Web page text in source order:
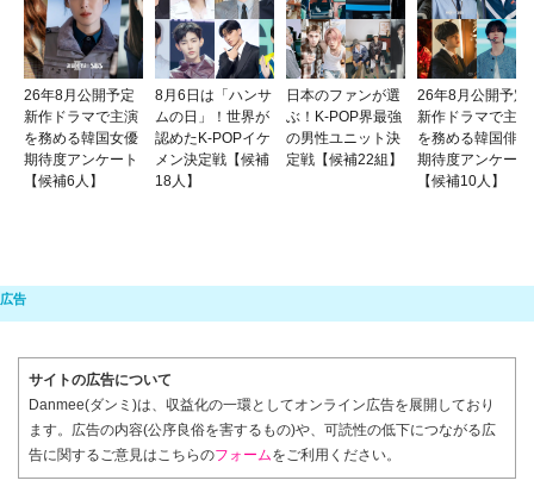
26年8月公開予定
新作ドラマで主演
を務める韓国女優
期待度アンケート
【候補6人】
8月6日は「ハンサ
ムの日」！世界が
認めたK-POPイケ
メン決定戦【候補
18人】
日本のファンが選
ぶ！K-POP界最強
の男性ユニット決
定戦【候補22組】
26年8月公開予定
新作ドラマで主演
を務める韓国俳優
期待度アンケート
【候補10人】
サイトの広告について
Danmee(ダンミ)は、収益化の一環としてオンライン広告を展開しており
ます。広告の内容(公序良俗を害するもの)や、可読性の低下につながる広
告に関するご意見はこちらのフォームをご利用ください。